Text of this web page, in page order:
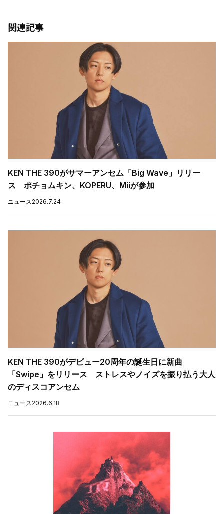
関連記事
KEN THE 390がサマーアンセム「Big Wave」リリー
ス ポチョムキン、KOPERU、Miiが参加
ニュース2026.7.24
KEN THE 390がデビュー20周年の誕生日に新曲
「Swipe」をリリース ストレスやノイズを振り払う大人
のディスコアンセム
ニュース2026.6.18